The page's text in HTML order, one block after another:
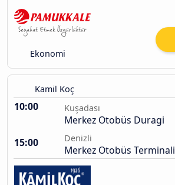
Ekonomi
Kamil Koç
10:00 Kuşadası
Merkez Otobüs Duragi
15:00
Denizli
Merkez Otobüs Terminali